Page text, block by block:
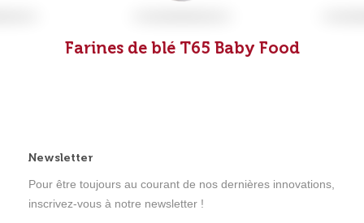
Farines de blé T65 Baby Food
Newsletter
Pour être toujours au courant de nos dernières innovations,
inscrivez-vous à notre newsletter !